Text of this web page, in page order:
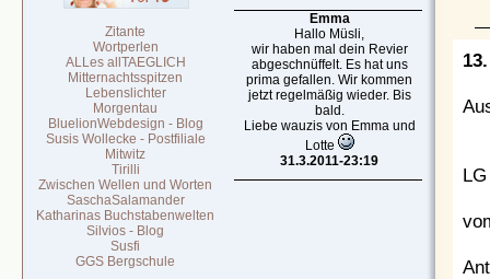
Zitante
Wortperlen
ALLes allTAEGLICH
Mitternachtsspitzen
Lebenslichter
Morgentau
BluelionWebdesign - Blog
Susis Wollecke - Postfiliale
Mitwitz
Tirilli
Zwischen Wellen und Worten
SaschaSalamander
Katharinas Buchstabenwelten
Silvios - Blog
Susfi
GGS Bergschule
Emma
Hallo Müsli,
wir haben mal dein Revier
abgeschnüffelt. Es hat uns
prima gefallen. Wir kommen
jetzt regelmäßig wieder. Bis
bald.
Liebe wauzis von Emma und
Lotte
31.3.2011-23:19
13.